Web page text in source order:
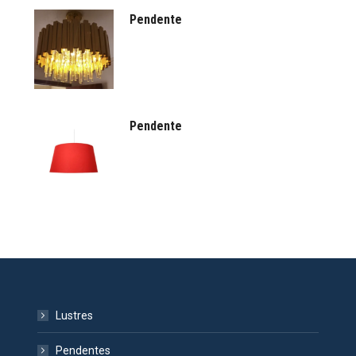
Pendente
Pendente
Lustres
Pendentes